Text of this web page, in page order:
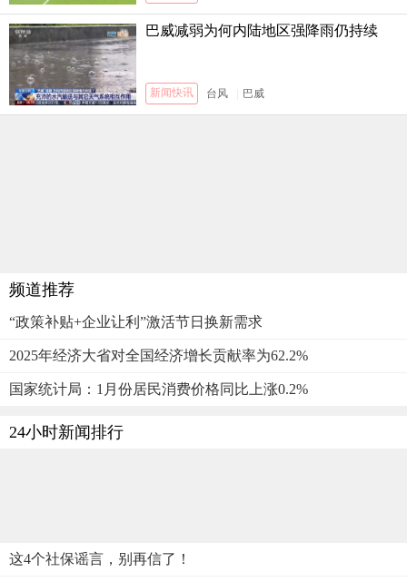
巴威减弱为何内陆地区强降雨仍持续
新闻快讯 台风 巴威
频道推荐
“政策补贴+企业让利”激活节日换新需求
2025年经济大省对全国经济增长贡献率为62.2%
国家统计局：1月份居民消费价格同比上涨0.2%
24小时新闻排行
这4个社保谣言，别再信了！